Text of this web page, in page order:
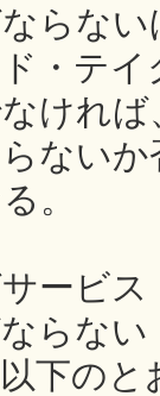
らな
・テ
けれ
ない
。
サービ
らな
下のと